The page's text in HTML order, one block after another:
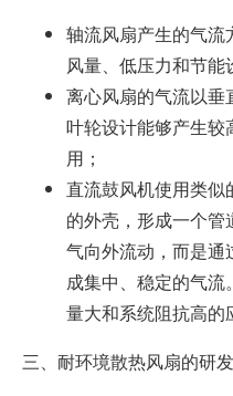
轴流风扇产生的气流
风量、低压力和节能
离心风扇的气流以垂
叶轮设计能够产生
用；
直流鼓风机使用类似
的外壳，形成一个
气向外流动，而是
成集中、稳定的气
量大和系统阻抗高的
三、耐环境散热风扇的研发